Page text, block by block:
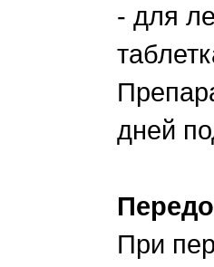
- для
дней
При